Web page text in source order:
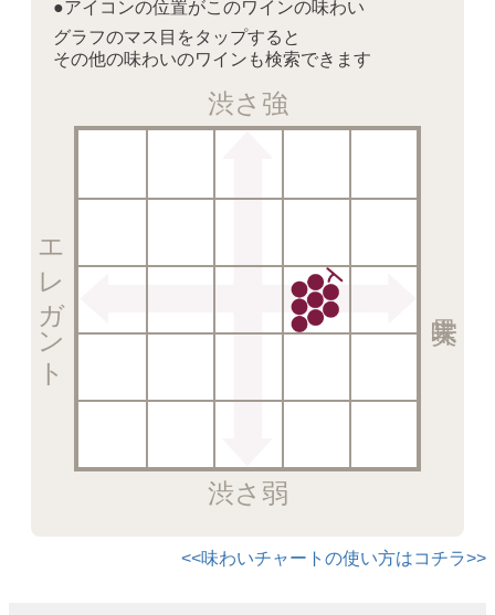
●アイコンの位置がこのワインの味わい
グラフのマス目をタップすると
その他の味わいのワインも検索できます
渋さ強
渋さ弱
エレガント
<<味わいチャートの使い方はコチラ>>